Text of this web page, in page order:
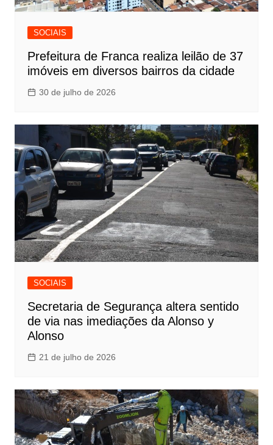
SOCIAIS
Prefeitura de Franca realiza leilão de 37
imóveis em diversos bairros da cidade
30 de julho de 2026
SOCIAIS
Secretaria de Segurança altera sentido
de via nas imediações da Alonso y
Alonso
21 de julho de 2026